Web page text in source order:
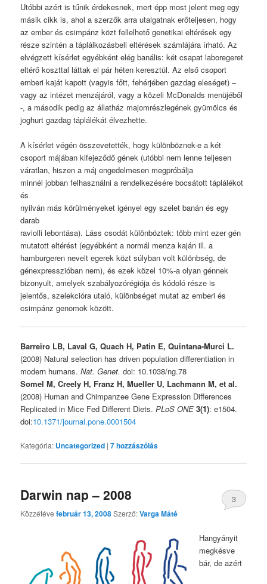
Utóbbi azért is tűnik érdekesnek, mert épp most jelent meg egy
másik cikk is, ahol a szerzők arra utalgatnak erőteljesen, hogy
az ember és csimpánz közt fellelhető genetikai eltérések egy
része szintén a táplálkozásbeli eltérések számlájára írható. Az
elvégzett kísérlet egyébként elég banális: két csapat laboregeret
eltérő koszttal láttak el pár héten keresztül. Az első csoport
emberi kaját kapott (vagyis főtt, fehérjében gazdag eleséget) –
vagy az intézet menzájáról, vagy a közeli McDonalds menüjéből
-, a második pedig az állatház majomrészlegének gyümölcs és
joghurt gazdag táplálékát élvezhette.
A kísérlet végén összevetették, hogy különböznek-e a két
csoport májában kifejeződő gének (utóbbi nem lenne teljesen
váratlan, hiszen a máj engedelmesen megpróbálja
minnél jobban felhasználni a rendelkezésére bocsátott táplálékot
és
nyilván más körülményeket igényel egy szelet banán és egy
darab
raviolli lebontása). Láss csodát különböztek: több mint ezer gén
mutatott eltérést (egyébként a normál menza kaján ill. a
hamburgeren nevelt egerek közt súlyban volt különbség, de
génexpresszióban nem), és ezek közel 10%-a olyan génnek
bizonyult, amelyek szabályozórégiója és kódoló része is
jelentős, szelekcióra utaló, különbséget mutat az emberi és
csimpánz genomok között.
Barreiro LB, Laval G, Quach H, Patin E, Quintana-Murci L.
(2008) Natural selection has driven population differentiation in
modern humans.Nat. Genet. doi: 10.1038/ng.78
Somel M, Creely H, Franz H, Mueller U, Lachmann M, et al.
(2008) Human and Chimpanzee Gene Expression Differences
Replicated in Mice Fed Different Diets.PLoS ONE 3(1): e1504.
doi:10.1371/journal.pone.0001504
Kategória: Uncategorized |7hozzászólás
Darwin nap – 2008
Közzétévefebruár 13, 2008Szerző:Varga Máté
3
Hangyányit
megkésve
bár, de azért